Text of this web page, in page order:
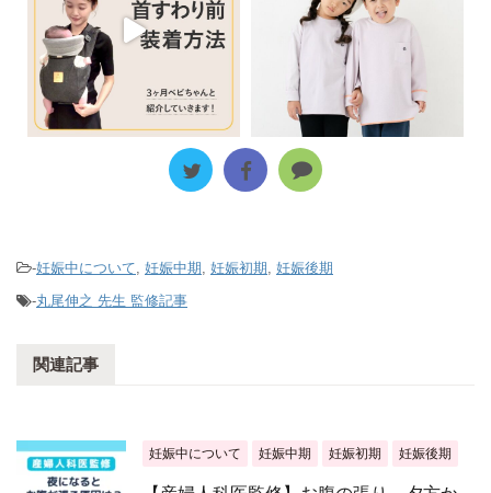
-妊娠中について, 妊娠中期, 妊娠初期, 妊娠後期
-丸尾伸之 先生 監修記事
関連記事
妊娠中について 妊娠中期 妊娠初期 妊娠後期